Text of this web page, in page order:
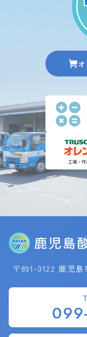
〒891-0122 鹿児